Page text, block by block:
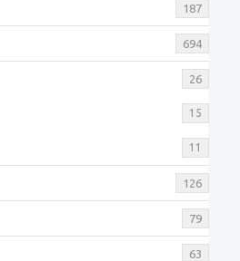
187
694
26
15
11
126
79
63